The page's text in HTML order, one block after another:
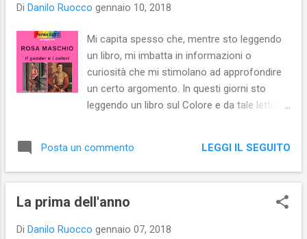
Di Danilo Ruocco gennaio 10, 2018
Mi capita spesso che, mentre sto leggendo
un libro, mi imbatta in informazioni o
curiosità che mi stimolano ad approfondire
un certo argomento. In questi giorni sto
leggendo un libro sul Colore e da tale lettura
spiega come per secoli il rosa sia stato
associato alla virilità e per questo utilizzato
Posta un commento LEGGI IL SEGUITO
La prima dell'anno
Di Danilo Ruocco gennaio 07, 2018